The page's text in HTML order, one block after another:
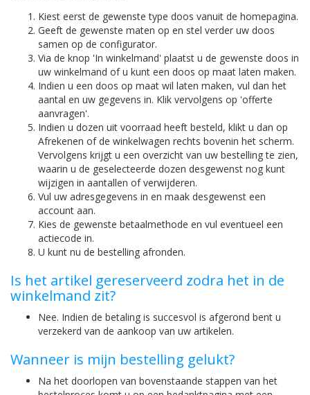
Kiest eerst de gewenste type doos vanuit de homepagina.
Geeft de gewenste maten op en stel verder uw doos
samen op de configurator.
Via de knop 'In winkelmand' plaatst u de gewenste doos in
uw winkelmand of u kunt een doos op maat laten maken.
Indien u een doos op maat wil laten maken, vul dan het
aantal en uw gegevens in. Klik vervolgens op 'offerte
aanvragen'.
Indien u dozen uit voorraad heeft besteld, klikt u dan op
Afrekenen of de winkelwagen rechts bovenin het scherm.
Vervolgens krijgt u een overzicht van uw bestelling te zien,
waarin u de geselecteerde dozen desgewenst nog kunt
wijzigen in aantallen of verwijderen.
Vul uw adresgegevens in en maak desgewenst een
account aan.
Kies de gewenste betaalmethode en vul eventueel een
actiecode in.
U kunt nu de bestelling afronden.
Is het artikel gereserveerd zodra het in de
winkelmand zit?
Nee. Indien de betaling is succesvol is afgerond bent u
verzekerd van de aankoop van uw artikelen.
Wanneer is mijn bestelling gelukt?
Na het doorlopen van bovenstaande stappen van het